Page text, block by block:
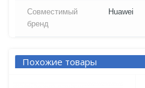
Совместимый
бренд
Huawei
Похожие товары